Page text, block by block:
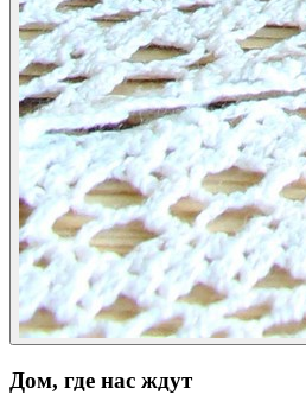
Дом, где нас ждут